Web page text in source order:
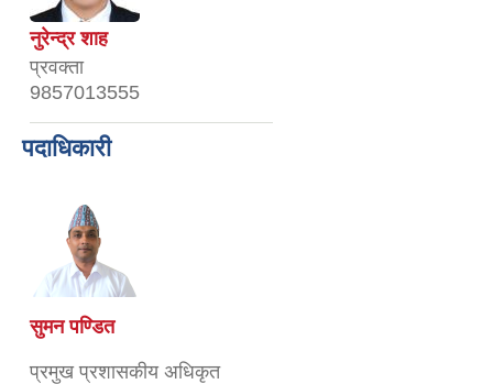
नुरेन्द्र शाह
प्रवक्ता
9857013555
पदाधिकारी
सुमन पण्डित
प्रमुख प्रशासकीय अधिकृत